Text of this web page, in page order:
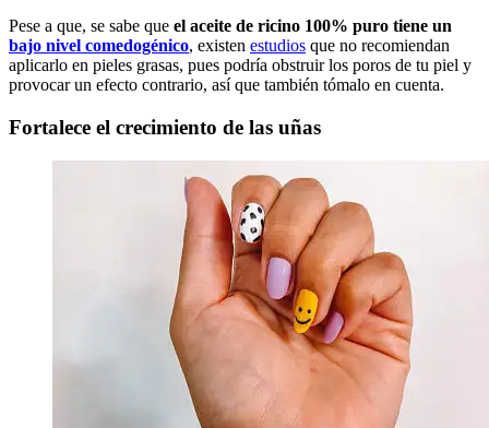
Pese a que, se sabe que el aceite de ricino 100% puro tiene un
bajo nivel comedogénico, existen estudios que no recomiendan
aplicarlo en pieles grasas, pues podría obstruir los poros de tu piel y
provocar un efecto contrario, así que también tómalo en cuenta.
Fortalece el crecimiento de las uñas